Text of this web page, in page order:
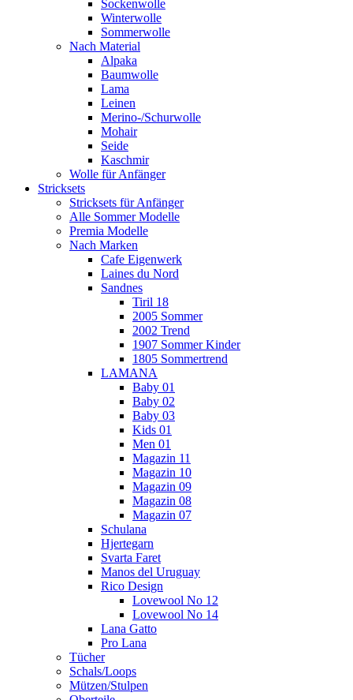
Sockenwolle
Winterwolle
Sommerwolle
Nach Material
Alpaka
Baumwolle
Lama
Leinen
Merino-/Schurwolle
Mohair
Seide
Kaschmir
Wolle für Anfänger
Stricksets
Stricksets für Anfänger
Alle Sommer Modelle
Premia Modelle
Nach Marken
Cafe Eigenwerk
Laines du Nord
Sandnes
Tiril 18
2005 Sommer
2002 Trend
1907 Sommer Kinder
1805 Sommertrend
LAMANA
Baby 01
Baby 02
Baby 03
Kids 01
Men 01
Magazin 11
Magazin 10
Magazin 09
Magazin 08
Magazin 07
Schulana
Hjertegarn
Svarta Faret
Manos del Uruguay
Rico Design
Lovewool No 12
Lovewool No 14
Lana Gatto
Pro Lana
Tücher
Schals/Loops
Mützen/Stulpen